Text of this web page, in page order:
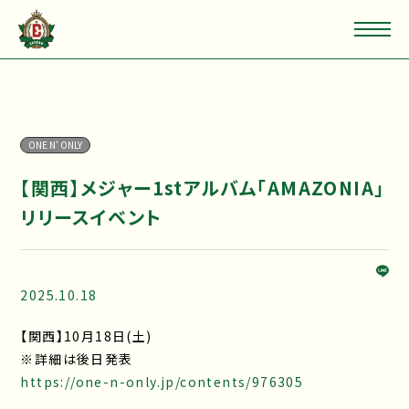
ONE N' ONLY
【関西】メジャー1stアルバム「AMAZONIA」
リリースイベント
2025.10.18
【関西】10月18日(土)
※詳細は後日発表
https://one-n-only.jp/contents/976305